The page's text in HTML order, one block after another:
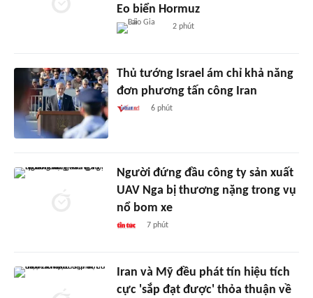
Eo biển Hormuz
2 phút
Thủ tướng Israel ám chỉ khả năng
đơn phương tấn công Iran
6 phút
Người đứng đầu công ty sản xuất
UAV Nga bị thương nặng trong vụ
nổ bom xe
7 phút
Iran và Mỹ đều phát tín hiệu tích
cực 'sắp đạt được' thỏa thuận về